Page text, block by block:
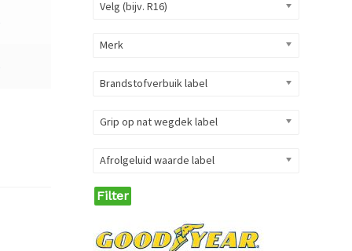
Velg (bijv. R16)
Merk
Brandstofverbuik label
Grip op nat wegdek label
Afrolgeluid waarde label
Filter